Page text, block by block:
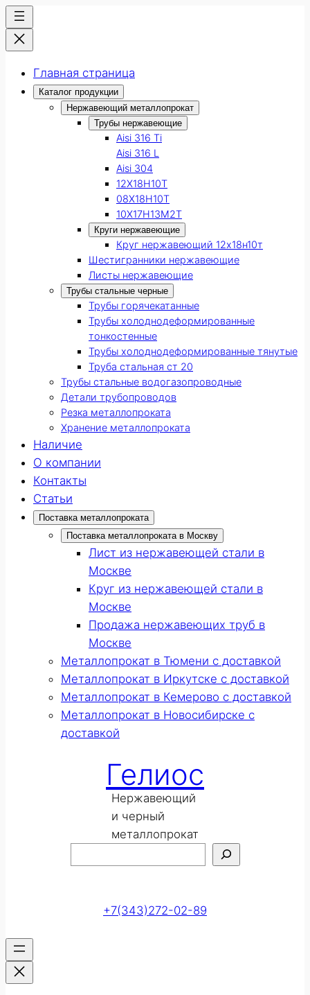
Главная страница
Каталог продукции
Нержавеющий металлопрокат
Трубы нержавеющие
Aisi 316 Ti
Aisi 316 L
Aisi 304
12Х18Н10Т
08Х18Н10Т
10Х17Н13М2Т
Круги нержавеющие
Круг нержавеющий 12х18н10т
Шестигранники нержавеющие
Листы нержавеющие
Трубы стальные черные
Трубы горячекатанные
Трубы холоднодеформированные
тонкостенные
Трубы холоднодеформированные тянутые
Труба стальная ст 20
Трубы стальные водогазопроводные
Детали трубопроводов
Резка металлопроката
Хранение металлопроката
Наличие
О компании
Контакты
Статьи
Поставка металлопроката
Поставка металлопроката в Москву
Лист из нержавеющей стали в
Москве
Круг из нержавеющей стали в
Москве
Продажа нержавеющих труб в
Москве
Металлопрокат в Тюмени с доставкой
Металлопрокат в Иркутске с доставкой
Металлопрокат в Кемерово с доставкой
Металлопрокат в Новосибирске с
доставкой
Гелиос
Нержавеющий
и черный
металлопрокат
+7(343)272-02-89